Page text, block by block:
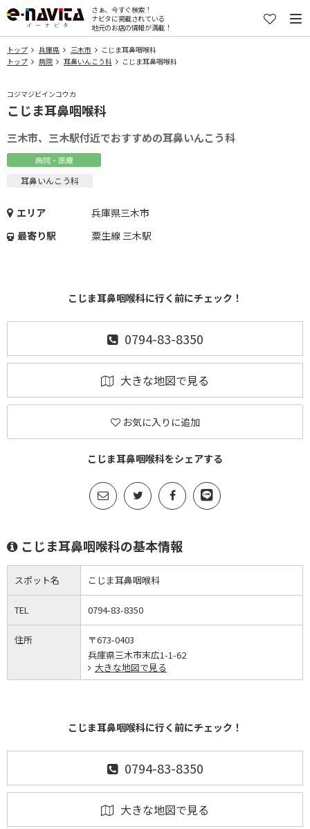
さぁ、今すぐ検索！
ナビタに掲載されている
地元のお店の情報が満載！
トップ 兵庫県 三木市
こじま耳鼻咽喉科
トップ
病院 耳鼻いんこう科 こじま耳鼻咽喉科
コジマジビインコウカ
こじま耳鼻咽喉科
三木市、三木駅付近でおすすめの耳鼻いんこう科
病院・医療
耳鼻いんこう科
エリア
兵庫県三木市
最寄り駅
粟生線 三木駅
こじま耳鼻咽喉科に行く前にチェック！
0794-83-8350
大きな地図で見る
お気に入りに追加
こじま耳鼻咽喉科をシェアする
こじま耳鼻咽喉科の基本情報
スポット名 こじま耳鼻咽喉科
TEL 0794-83-8350
住所
〒673-0403
兵庫県三木市末広1-1-62
大きな地図で見る
こじま耳鼻咽喉科に行く前にチェック！
0794-83-8350
大きな地図で見る